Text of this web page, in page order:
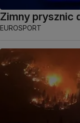
Zimny prysznic
EUROSPORT